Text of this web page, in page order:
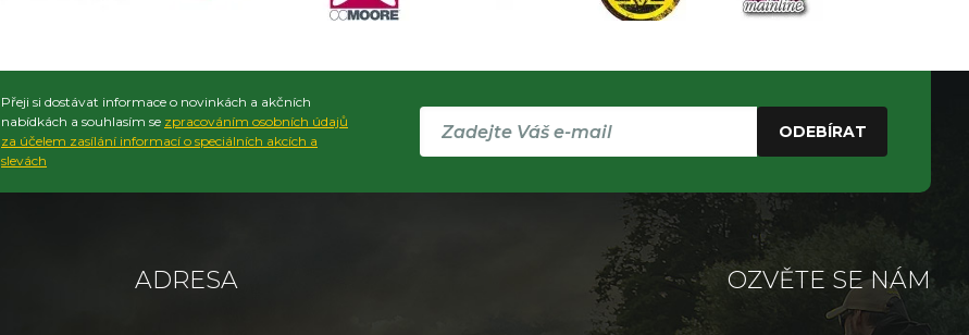
Přeji si dostávat informace o novinkách a akčních
nabídkách a souhlasím se zpracováním osobních údajů
za účelem zasílání informací o speciálních akcích a
slevách
ODEBÍRAT
ADRESA OZVĚTE SE NÁM